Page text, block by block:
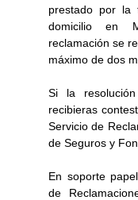
prestado por la
domicilio en
reclamación se
máximo de dos
Si la
recibieras
Servicio de
de Seguros y
En soporte
de